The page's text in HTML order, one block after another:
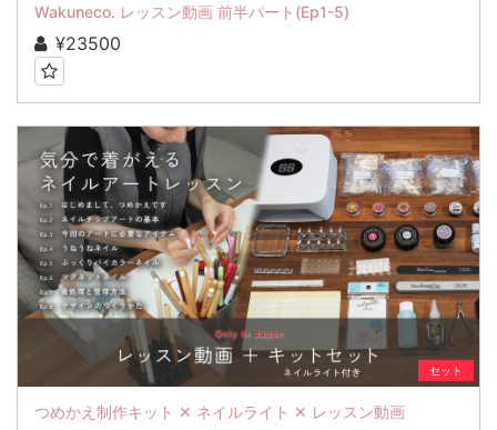
Wakuneco. レッスン動画 前半パート(Ep1-5)
¥23500
セット
つめかえ制作キット ✕ ネイルライト ✕ レッスン動画